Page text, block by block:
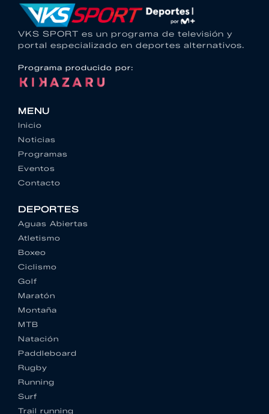
VKS SPORT es un programa de televisión y
portal especializado en deportes alternativos.
Programa producido por:
MENU
Inicio
Noticias
Programas
Eventos
Contacto
DEPORTES
Aguas Abiertas
Atletismo
Boxeo
Ciclismo
Golf
Maratón
Montaña
MTB
Natación
Paddleboard
Rugby
Running
Surf
Trail running